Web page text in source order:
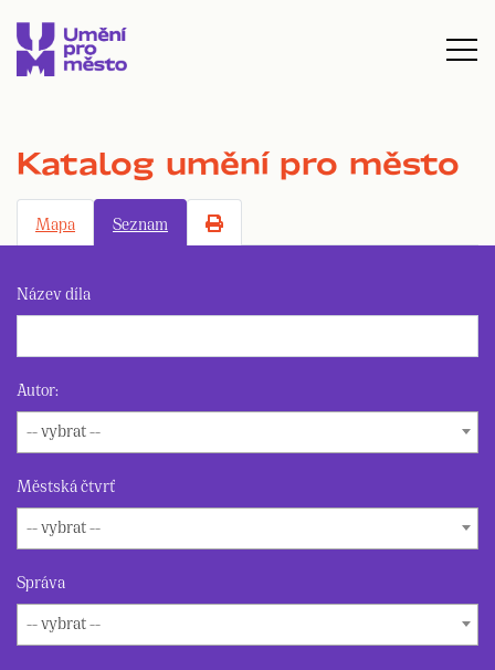
Katalog umění pro město
Mapa Seznam
Název díla
Autor:
-- vybrat --
Městská čtvrť
-- vybrat --
Správa
-- vybrat --